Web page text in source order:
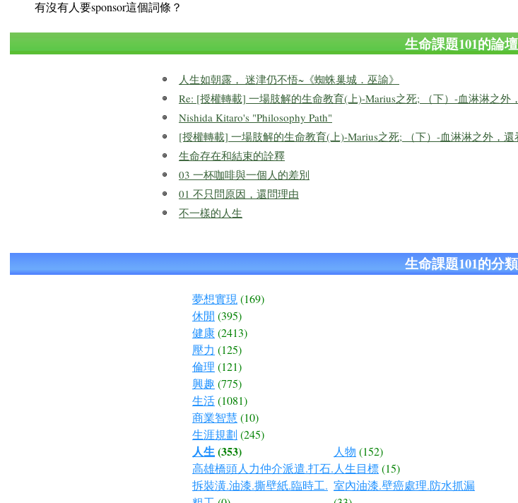
有沒有人要sponsor這個詞條？
生命課題101的論
人生如朝露， 迷津仍不悟~《蜘蛛巢城．巫諭》
Re: [授權轉載] 一場肢解的生命教育(上)-Marius之死; （下）-血淋淋之外
Nishida Kitaro's "Philosophy Path"
[授權轉載] 一場肢解的生命教育(上)-Marius之死; （下）-血淋淋之外，還
生命存在和結束的詮釋
03 一杯咖啡與一個人的差別
01 不只問原因，還問理由
不一樣的人生
生命課題101的分
夢想實現 (169)
休閒 (395)
健康(2413)
壓力 (125)
倫理 (121)
興趣 (775)
生活(1081)
商業智慧 (10)
生涯規劃 (245)
人生(353)
高雄橋頭人力仲介派遣.打石.
拆裝潢.油漆.撕壁紙.臨時工.
人物 (152)
人生目標(15)
室內油漆.壁癌處理.防水抓漏